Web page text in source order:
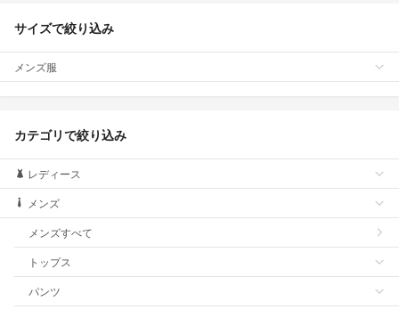
サイズで絞り込み
メンズ服
カテゴリで絞り込み
レディース
メンズ
メンズすべて
トップス
パンツ